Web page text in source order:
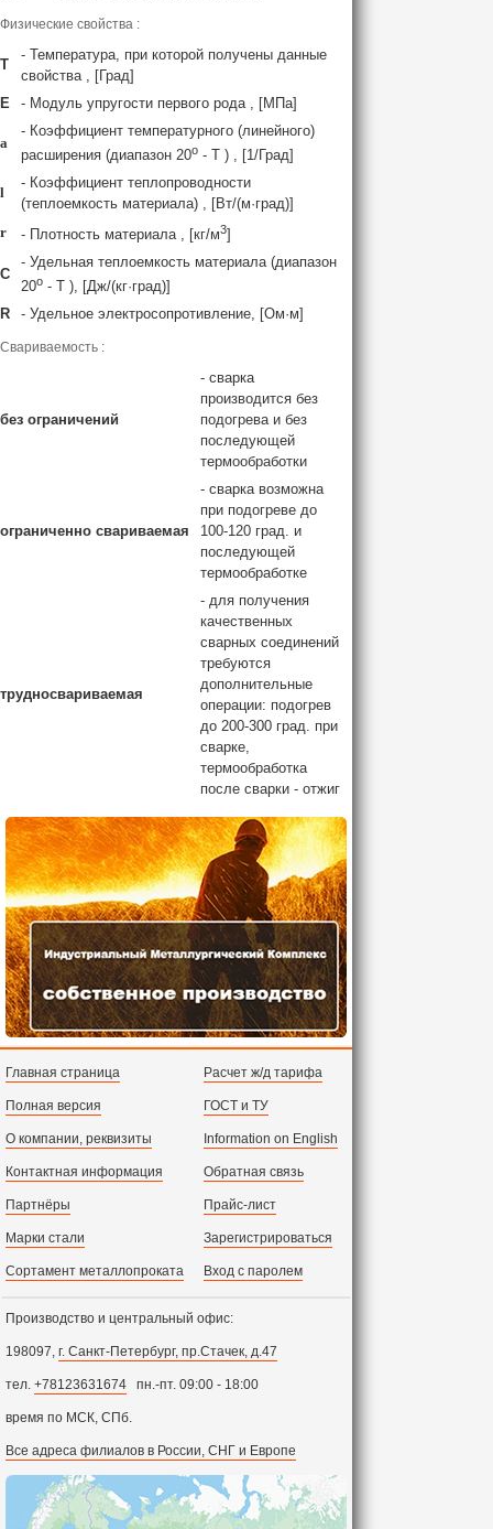
Физические свойства :
T
- Температура, при которой получены данные
свойства , [Град]
E
- Модуль упругости первого рода , [МПа]
a
- Коэффициент температурного (линейного)
расширения (диапазон 20o - T ) , [1/Град]
l
- Коэффициент теплопроводности
(теплоемкость материала) , [Вт/(м·град)]
r
- Плотность материала , [кг/м3]
C
- Удельная теплоемкость материала (диапазон
20o - T ), [Дж/(кг·град)]
R
- Удельное электросопротивление, [Ом·м]
Свариваемость :
без ограничений
- сварка
производится без
подогрева и без
последующей
термообработки
ограниченно свариваемая
- сварка возможна
при подогреве до
100-120 град. и
последующей
термообработке
трудносвариваемая
- для получения
качественных
сварных соединений
требуются
дополнительные
операции: подогрев
до 200-300 град. при
сварке,
термообработка
после сварки - отжиг
Главная страница
Полная версия
О компании, реквизиты
Контактная информация
Партнёры
Марки стали
Сортамент металлопроката
Расчет ж/д тарифа
ГОСТ и ТУ
Information on English
Обратная связь
Прайс-лист
Зарегистрироваться
Вход с паролем
Производство и центральный офис:
198097, г. Санкт-Петербург, пр.Стачек, д.47
тел. +78123631674 пн.-пт. 09:00 - 18:00
время по МСК, СПб.
Все адреса филиалов в России, СНГ и Европе